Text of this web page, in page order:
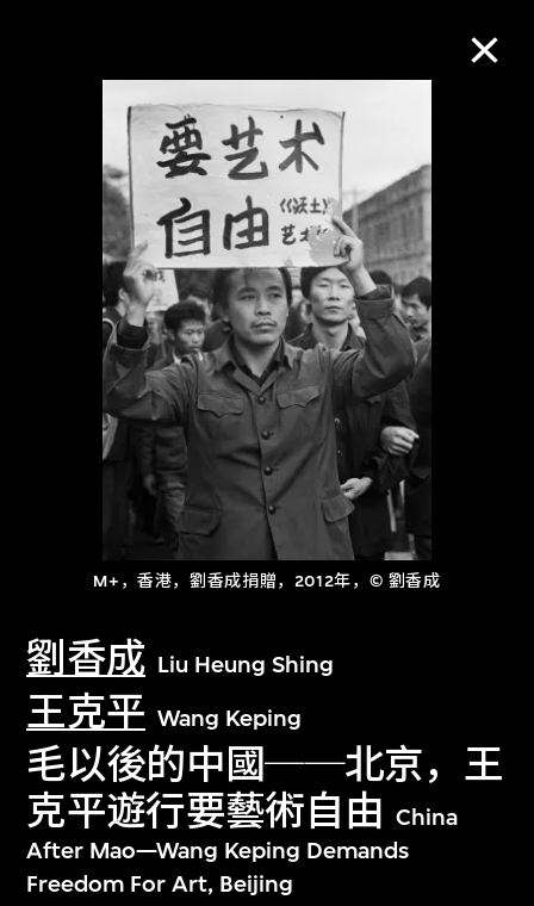
M+，香港，劉香成捐贈，2012年，© 劉香成
劉香成 Liu Heung Shing
王克平 Wang Keping
毛以後的中國──北京，王
克平遊行要藝術自由 China
After Mao—Wang Keping Demands
Freedom For Art, Beijing
M+藏品
进一步筛选
关于M+藏品
探索世界顶级的二十及二十一世纪视觉
文化藏品。